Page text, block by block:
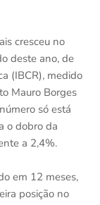
cresceu no
deste ano, de
(IBCR), medido
Mauro Borges
só está
o dobro da
a 2,4%.
em 12 meses,
posição no